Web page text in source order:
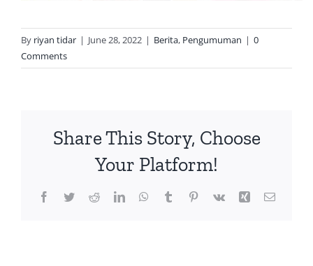
By riyan tidar | June 28, 2022 | Berita, Pengumuman | 0
Comments
Share This Story, Choose
Your Platform!
Facebook
TwitterRedditLinkedInWhatsApp
TumblrPinterest
Vk Xing Email